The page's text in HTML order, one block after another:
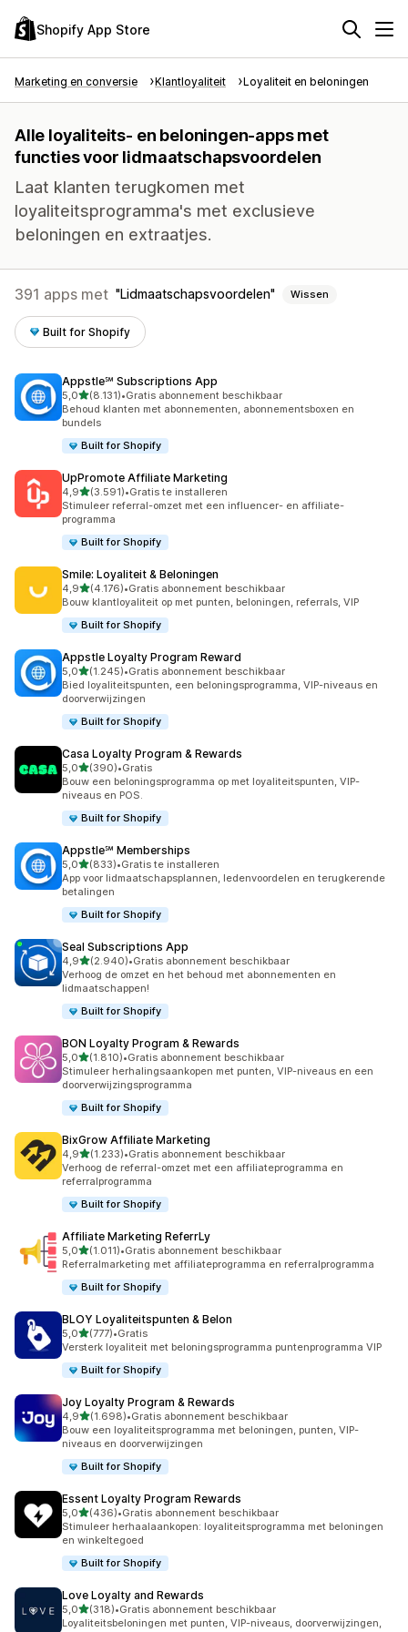
Shopify App Store
Marketing en conversie Klantloyaliteit Loyaliteit en beloningen
Alle loyaliteits- en beloningen-apps met
functies voor lidmaatschapsvoordelen
Laat klanten terugkomen met
loyaliteitsprogramma's met exclusieve
beloningen en extraatjes.
391 apps met Lidmaatschapsvoordelen Wissen
Built for Shopify
Appstle℠ Subscriptions App
5,0van 5 sterren
(8.131)
8131 recensies in totaal
•Gratis abonnement beschikbaar
Behoud klanten met abonnementen, abonnementsboxen en
bundels
Built for Shopify
UpPromote Affiliate Marketing
4,9van 5 sterren
(3.591)
3591 recensies in totaal
•Gratis te installeren
Stimuleer referral-omzet met een influencer- en affiliate-
programma
Built for Shopify
Smile: Loyaliteit & Beloningen
4,9van 5 sterren
(4.176)
4176 recensies in totaal
•Gratis abonnement beschikbaar
Bouw klantloyaliteit op met punten, beloningen, referrals, VIP
Built for Shopify
Appstle Loyalty Program Reward
5,0van 5 sterren
(1.245)
1245 recensies in totaal
•Gratis abonnement beschikbaar
Bied loyaliteitspunten, een beloningsprogramma, VIP-niveaus en
doorverwijzingen
Built for Shopify
Casa Loyalty Program & Rewards
5,0van 5 sterren
(390)
390 recensies in totaal
•Gratis
Bouw een beloningsprogramma op met loyaliteitspunten, VIP-
niveaus en POS.
Built for Shopify
Appstle℠ Memberships
5,0van 5 sterren
(833)
833 recensies in totaal
•Gratis te installeren
App voor lidmaatschapsplannen, ledenvoordelen en terugkerende
betalingen
Built for Shopify
Seal Subscriptions App
4,9van 5 sterren
(2.940)
2940 recensies in totaal
•Gratis abonnement beschikbaar
Verhoog de omzet en het behoud met abonnementen en
lidmaatschappen!
Built for Shopify
BON Loyalty Program & Rewards
5,0van 5 sterren
(1.810)
1810 recensies in totaal
•Gratis abonnement beschikbaar
Stimuleer herhalingsaankopen met punten, VIP-niveaus en een
doorverwijzingsprogramma
Built for Shopify
BixGrow Affiliate Marketing
4,9van 5 sterren
(1.233)
1233 recensies in totaal
•Gratis abonnement beschikbaar
Verhoog de referral-omzet met een affiliateprogramma en
referralprogramma
Built for Shopify
Affiliate Marketing ReferrLy
5,0van 5 sterren
(1.011)
1011 recensies in totaal
•Gratis abonnement beschikbaar
Referralmarketing met affiliateprogramma en referralprogramma
Built for Shopify
BLOY Loyaliteitspunten & Belon
5,0van 5 sterren
(777)
777 recensies in totaal
•Gratis
Versterk loyaliteit met beloningsprogramma puntenprogramma VIP
Built for Shopify
Joy Loyalty Program & Rewards
4,9van 5 sterren
(1.698)
1698 recensies in totaal
•Gratis abonnement beschikbaar
Bouw een loyaliteitsprogramma met beloningen, punten, VIP-
niveaus en doorverwijzingen
Built for Shopify
Essent Loyalty Program Rewards
5,0van 5 sterren
(436)
436 recensies in totaal
•Gratis abonnement beschikbaar
Stimuleer herhaalaankopen: loyaliteitsprogramma met beloningen
en winkeltegoed
Built for Shopify
Love Loyalty and Rewards
5,0van 5 sterren
(318)
318 recensies in totaal
•Gratis abonnement beschikbaar
Loyaliteitsbeloningen met punten, VIP-niveaus, doorverwijzingen,